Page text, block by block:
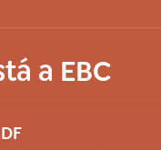
a EBC